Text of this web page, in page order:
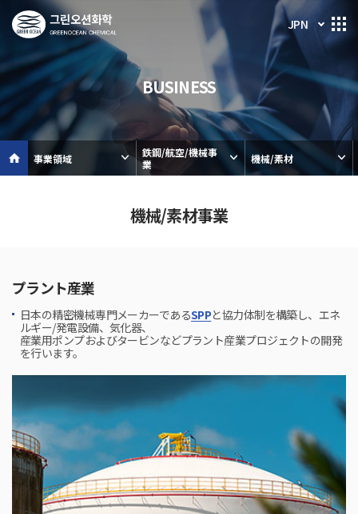
JPN
BUSINESS
事業領域
鉄鋼/航空/機械事
業
機械/素材
機械/素材事業
プラント産業
日本の精密機械専門メーカーであるSPPと協力体制を構築し、エネ
ルギー/発電設備、気化器、
産業用ポンプおよびタービンなどプラント産業プロジェクトの開発
を行います。